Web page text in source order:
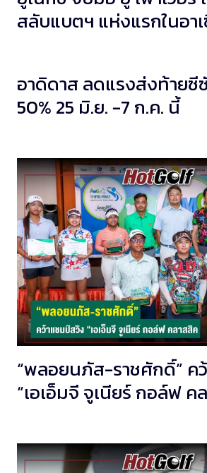
สลับแบตฯ แห่งแรกในอา
อาดิดาส ลดแรงส่งท้ายซี
50% 25 มิ.ย. -7 ก.ค. นี้
“พลอยนภัส-ราชศักดิ์” ค
“เอเอ็มจี จูเนียร์ กอล์ฟ ค